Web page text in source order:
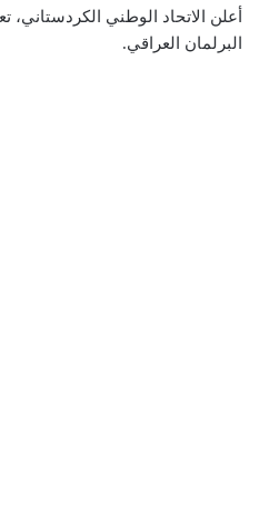
أعلن الاتحاد الوطني الكردستاني،
البرلمان العراقي.